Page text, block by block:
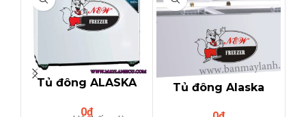
Tủ đông ALASKA
Ống đồng)
0₫
Tủ đông Alaska